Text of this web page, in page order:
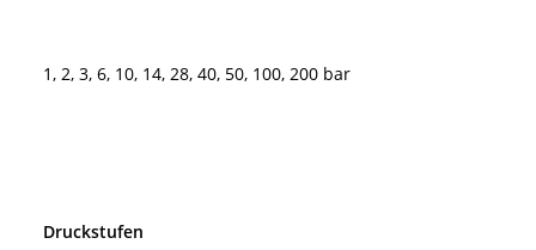
1, 2, 3, 6, 10, 14, 28, 40, 50, 100, 200 bar
Druckstufen